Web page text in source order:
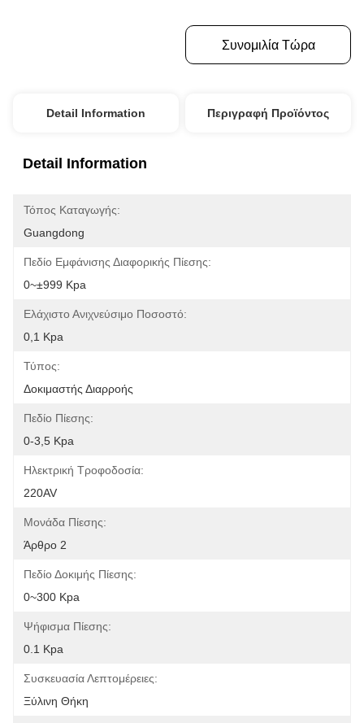
Συνομιλία Τώρα
Detail Information Περιγραφή Προϊόντος
Detail Information
Τόπος Καταγωγής:
Guangdong
Πεδίο Εμφάνισης Διαφορικής Πίεσης:
0~±999 Kpa
Ελάχιστο Ανιχνεύσιμο Ποσοστό:
0,1 Kpa
Τύπος:
Δοκιμαστής Διαρροής
Πεδίο Πίεσης:
0-3,5 Kpa
Ηλεκτρική Τροφοδοσία:
220AV
Μονάδα Πίεσης:
Άρθρο 2
Πεδίο Δοκιμής Πίεσης:
0~300 Kpa
Ψήφισμα Πίεσης:
0.1 Kpa
Συσκευασία Λεπτομέρειες:
Ξύλινη Θήκη